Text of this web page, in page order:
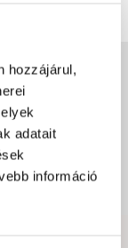
hozzájárul,
adatait
információ